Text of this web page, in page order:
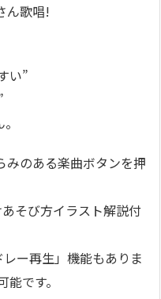
ん歌唱!
い”
みのある楽曲ボタンを押
そび方イラスト解説付
レー再生」機能もありま
です。